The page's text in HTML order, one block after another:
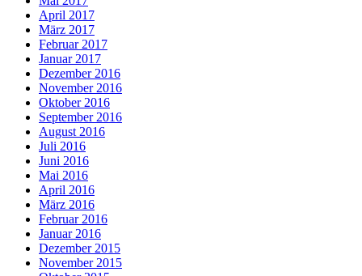
April 2017
März 2017
Februar 2017
Januar 2017
Dezember 2016
November 2016
Oktober 2016
September 2016
August 2016
Juli 2016
Juni 2016
Mai 2016
April 2016
März 2016
Februar 2016
Januar 2016
Dezember 2015
November 2015